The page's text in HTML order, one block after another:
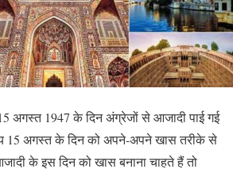
अगस्त 1947 के दिन अंग्रेजों से आजादी पाई गई
15 अगस्त के दिन को अपने-अपने खास तरीके से
के इस दिन को खास बनाना चाहते हैं तो